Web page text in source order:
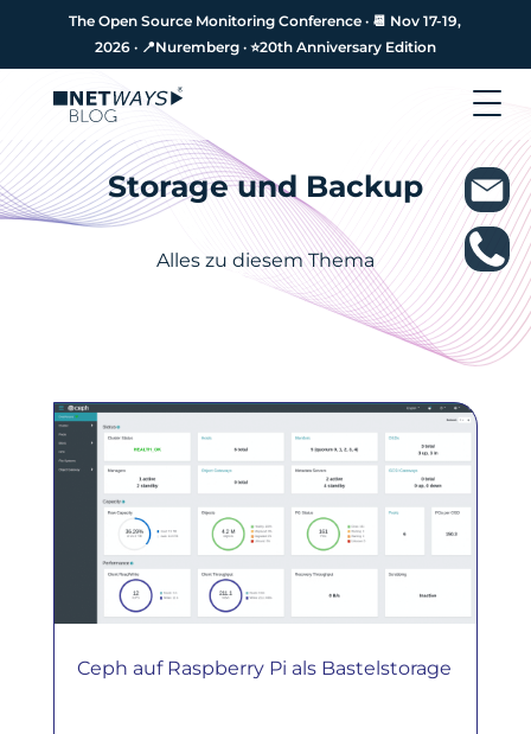
The Open Source Monitoring Conference · 📆 Nov 17-19,
2026 · 📍Nuremberg · ⭐️20th Anniversary Edition
The Open Source Monitoring Conference · 📆 Nov 17-19,
2026 · 📍Nuremberg · ⭐️20th Anniversary Edition
Storage und Backup
Alles zu diesem Thema
Ceph auf Raspberry Pi als Bastelstorage